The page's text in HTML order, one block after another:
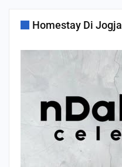
Homestay Di Jogja